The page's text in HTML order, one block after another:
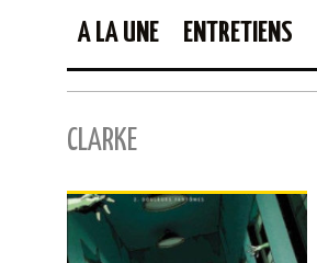
A LA UNE ENTRETIENS
CLARKE